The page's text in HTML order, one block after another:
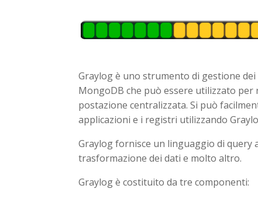
Graylog è uno strumento di gestione dei
MongoDB che può essere utilizzato per
postazione centralizzata. Si può
applicazioni e i registri utilizzando
Graylog fornisce un linguaggio di query
trasformazione dei dati e molto altro.
Graylog è costituito da tre componenti: